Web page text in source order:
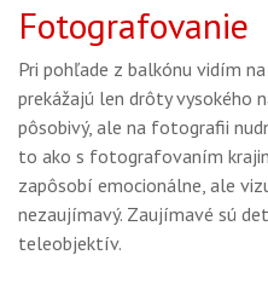
Fotografovanie
Pri pohľade z balkónu vidím
prekážajú len drôty vysokého
pôsobivý, ale na fotografii
to ako s fotografovaním
zapôsobí emocionálne, ale
nezaujímavý. Zaujímavé sú
teleobjektív.